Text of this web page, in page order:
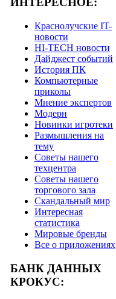
Краснолучские IT-
новости
HI-TECH новости
Дайджест событий
История ПК
Компьютерные
приколы
Мнение экспертов
Модерн
Новинки игротеки
Размышления на
тему
Советы нашего
техцентра
Советы нашего
торгового зала
Скандальный мир
Интересная
статистика
Мировые бренды
Все о приложениях
БАНК ДАННЫХ
КРОКУС: